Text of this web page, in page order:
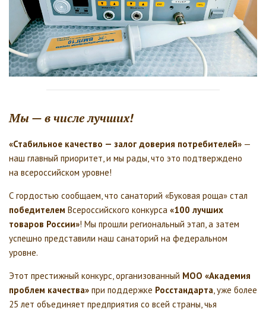
Мы — в числе лучших!
«Стабильное качество — залог доверия потребителей» —
наш главный приоритет, и мы рады, что это подтверждено
на всероссийском уровне!
С гордостью сообщаем, что санаторий «Буковая роща» стал
победителем Всероссийского конкурса «100 лучших
товаров России»! Мы прошли региональный этап, а затем
успешно представили наш санаторий на федеральном
уровне.
Этот престижный конкурс, организованный МОО «Академия
проблем качества» при поддержке Росстандарта, уже более
25 лет объединяет предприятия со всей страны, чья